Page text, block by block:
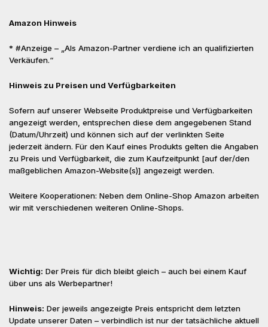
Amazon Hinweis
* #Anzeige – „Als Amazon-Partner verdiene ich an qualifizierten
Verkäufen.“
Hinweis zu Preisen und Verfügbarkeiten
Sofern auf unserer Webseite Produktpreise und Verfügbarkeiten
angezeigt werden, entsprechen diese dem angegebenen Stand
(Datum/Uhrzeit) und können sich auf der verlinkten Seite
jederzeit ändern. Für den Kauf eines Produkts gelten die Angaben
zu Preis und Verfügbarkeit, die zum Kaufzeitpunkt [auf der/den
maßgeblichen Amazon-Website(s)] angezeigt werden.
Weitere Kooperationen: Neben dem Online-Shop Amazon arbeiten
wir mit verschiedenen weiteren Online-Shops.
Wichtig: Der Preis für dich bleibt gleich – auch bei einem Kauf
über uns als Werbepartner!
Hinweis: Der jeweils angezeigte Preis entspricht dem letzten
Update unserer Daten – verbindlich ist nur der tatsächliche aktuell